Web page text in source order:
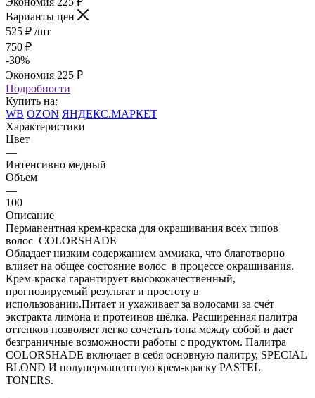
Варианты цен
525 ₽ /шт
750 ₽
-30%
Экономия 225 ₽
Подробности
Купить на:
WB OZON ЯНДЕКС.МАРКЕТ
Характеристики
Цвет
—
Интенсивно медный
Объем
—
100
Описание
Перманентная крем-краска для окрашивания всех типов
волос COLORSHADE
Обладает низким содержанием аммиака, что благотворно
влияет на общее состояние волос в процессе окрашивания.
Крем-краска гарантирует высококачественный,
прогнозируемый результат и простоту в
использовании.Питает и ухаживает за волосами за счёт
экстракта лимона и протеинов шёлка. Расширенная палитра
оттенков позволяет легко сочетать тона между собой и дает
безграничные возможности работы с продуктом. Палитра
COLORSHADE включает в себя основную палитру, SPECIAL
BLOND И полуперманентную крем-краску PASTEL
TONERS.